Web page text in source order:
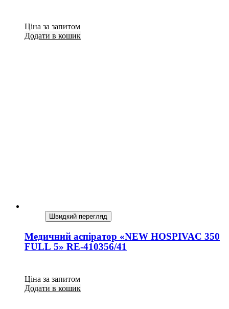
Ціна за запитом
Додати в кошик
Швидкий перегляд
Медичний аспіратор «NEW HOSPIVAC 350
FULL 5» RE-410356/41
Ціна за запитом
Додати в кошик